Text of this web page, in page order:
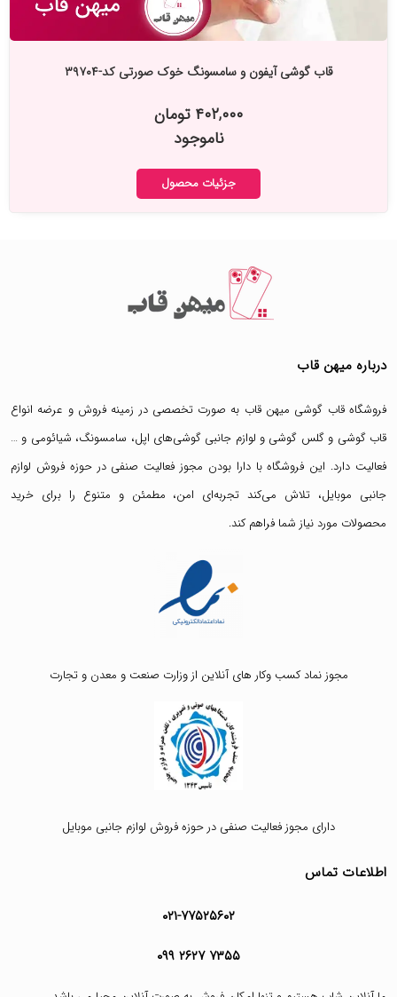
قاب گوشی آیفون و سامسونگ خوک صورتی کد-۳۹۷۰۴
۴۰۲,۰۰۰ تومان
ناموجود
جزئیات محصول
درباره میهن قاب
فروشگاه قاب گوشی میهن قاب به صورت تخصصی در زمینه فروش و عرضه انواع
قاب گوشی وگلس گوشی و لوازم جانبی گوشی‌های اپل، سامسونگ، شیائومی و …
فعالیت دارد. این فروشگاه با دارا بودن مجوز فعالیت صنفی در حوزه فروش لوازم
جانبی موبایل، تلاش می‌کند تجربه‌ای امن، مطمئن و متنوع را برای خرید
محصولات مورد نیاز شما فراهم کند.
مجوز نماد کسب وکار های آنلاین از وزارت صنعت و معدن و تجارت
دارای مجوز فعالیت صنفی در حوزه فروش لوازم جانبی موبایل
اطلاعات تماس
۰۲۱-۷۷۵۲۵۶۰۲
۰۹۹ ۲۶۲۷ ۷۳۵۵